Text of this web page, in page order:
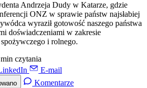
Andrzeja Dudy w Katarze, gdzie
ONZ w sprawie państw najsłabiej
wyraził gotowość naszego państwa
doświadczeniami w zakresie
i rolnego.
czytania
E-mail
Komentarze